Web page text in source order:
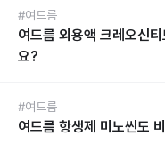
#여드름
여드름 외용액 크레오신
요?
#여드름
여드름 항생제 미노씬도